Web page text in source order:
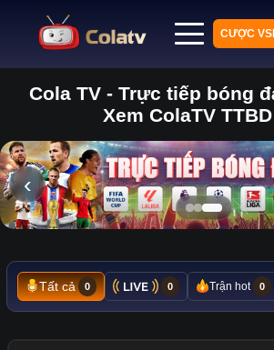
Trang chủ
Lịch thi đấu
Bảng xếp hạng
Kết quả
Nhận định
Tin tức
CƯỢC
Cola TV - Trực tiếp bóng
Xem ColaTV
‹
Tất cả 0 0 Trận hot 0